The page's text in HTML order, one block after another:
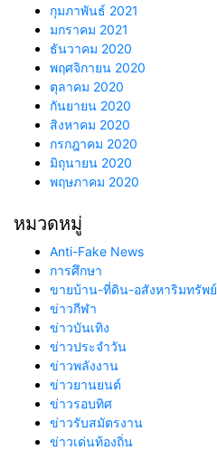
กุมภาพันธ์ 2021
มกราคม 2021
ธันวาคม 2020
พฤศจิกายน 2020
ตุลาคม 2020
กันยายน 2020
สิงหาคม 2020
กรกฎาคม 2020
มิถุนายน 2020
พฤษภาคม 2020
หมวดหมู่
Anti-Fake News
การศึกษา
ขายบ้าน-ที่ดิน-อสังหาริมทรัพย์
ข่าวกีฬา
ข่าวบันเทิง
ข่าวประจำวัน
ข่าวพลังงาน
ข่าวยานยนต์
ข่าวรอบทิศ
ข่าวรับสมัตรงาน
ข่าวเด่นท้องถิ่น